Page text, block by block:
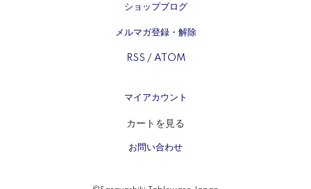
ショップブログ
メルマガ登録・解除
RSS / ATOM
マイアカウント
カートを見る
お問い合わせ